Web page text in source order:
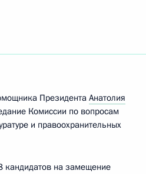
Президента Анатолия
Комиссии по вопросам
и правоохранительных
кандидатов на замещение